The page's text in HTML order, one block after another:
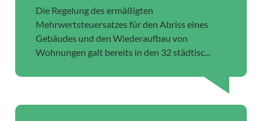
Die Regelung des ermäßigten
Mehrwertsteuersatzes für den Abriss eines
Gebäudes und den Wiederaufbau von
Wohnungen galt bereits in den 32 städtisc...